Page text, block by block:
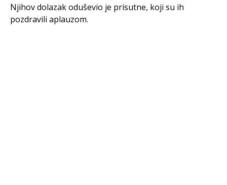
Njihov dolazak oduševio je prisutne, koji su ih
pozdravili aplauzom.